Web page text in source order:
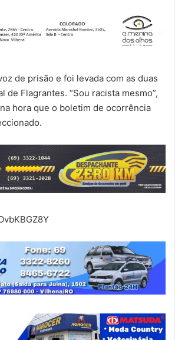
de prisão e foi levada com as duas
de Flagrantes. “Sou racista mesmo”,
hora que o boletim de ocorrência